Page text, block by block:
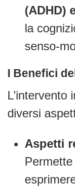
(ADHD)
la
senso-
I Benefici
L’intervento
diversi
Aspetti